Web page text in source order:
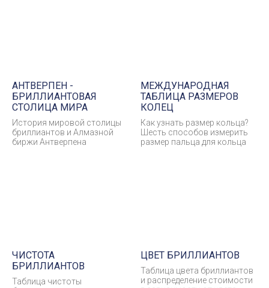
АНТВЕРПЕН -
БРИЛЛИАНТОВАЯ
СТОЛИЦА МИРА
История мировой столицы
бриллиантов и Алмазной
биржи Антверпена
МЕЖДУНАРОДНАЯ
ТАБЛИЦА РАЗМЕРОВ
КОЛЕЦ
Как узнать размер кольца?
Шесть способов измерить
размер пальца для кольца
ЧИСТОТА
БРИЛЛИАНТОВ
Таблица чистоты
ЦВЕТ БРИЛЛИАНТОВ
Таблица цвета бриллиантов
и распределение стоимости